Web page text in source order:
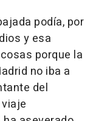
podía, por
y esa
porque la
no iba a
del